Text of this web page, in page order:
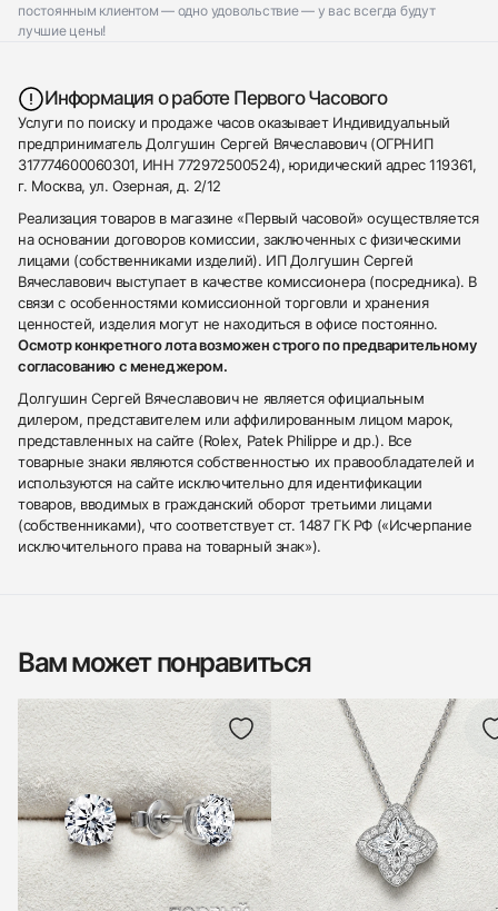
постоянным клиентом — одно удовольствие — у вас всегда будут
лучшие цены!
Информация о работе Первого Часового
Услуги по поиску и продаже часов оказывает Индивидуальный
предприниматель Долгушин Сергей Вячеславович (ОГРНИП
317774600060301, ИНН 772972500524), юридический адрес 119361,
г. Москва, ул. Озерная, д. 2/12
Реализация товаров в магазине «Первый часовой» осуществляется
на основании договоров комиссии, заключенных с физическими
лицами (собственниками изделий). ИП Долгушин Сергей
Вячеславович выступает в качестве комиссионера (посредника). В
связи с особенностями комиссионной торговли и хранения
ценностей, изделия могут не находиться в офисе постоянно.
Осмотр конкретного лота возможен строго по предварительному
согласованию с менеджером.
Долгушин Сергей Вячеславович не является официальным
дилером, представителем или аффилированным лицом марок,
представленных на сайте (Rolex, Patek Philippe и др.). Все
товарные знаки являются собственностью их правообладателей и
используются на сайте исключительно для идентификации
товаров, вводимых в гражданский оборот третьими лицами
(собственниками), что соответствует ст. 1487 ГК РФ («Исчерпание
исключительного права на товарный знак»).
Вам может понравиться